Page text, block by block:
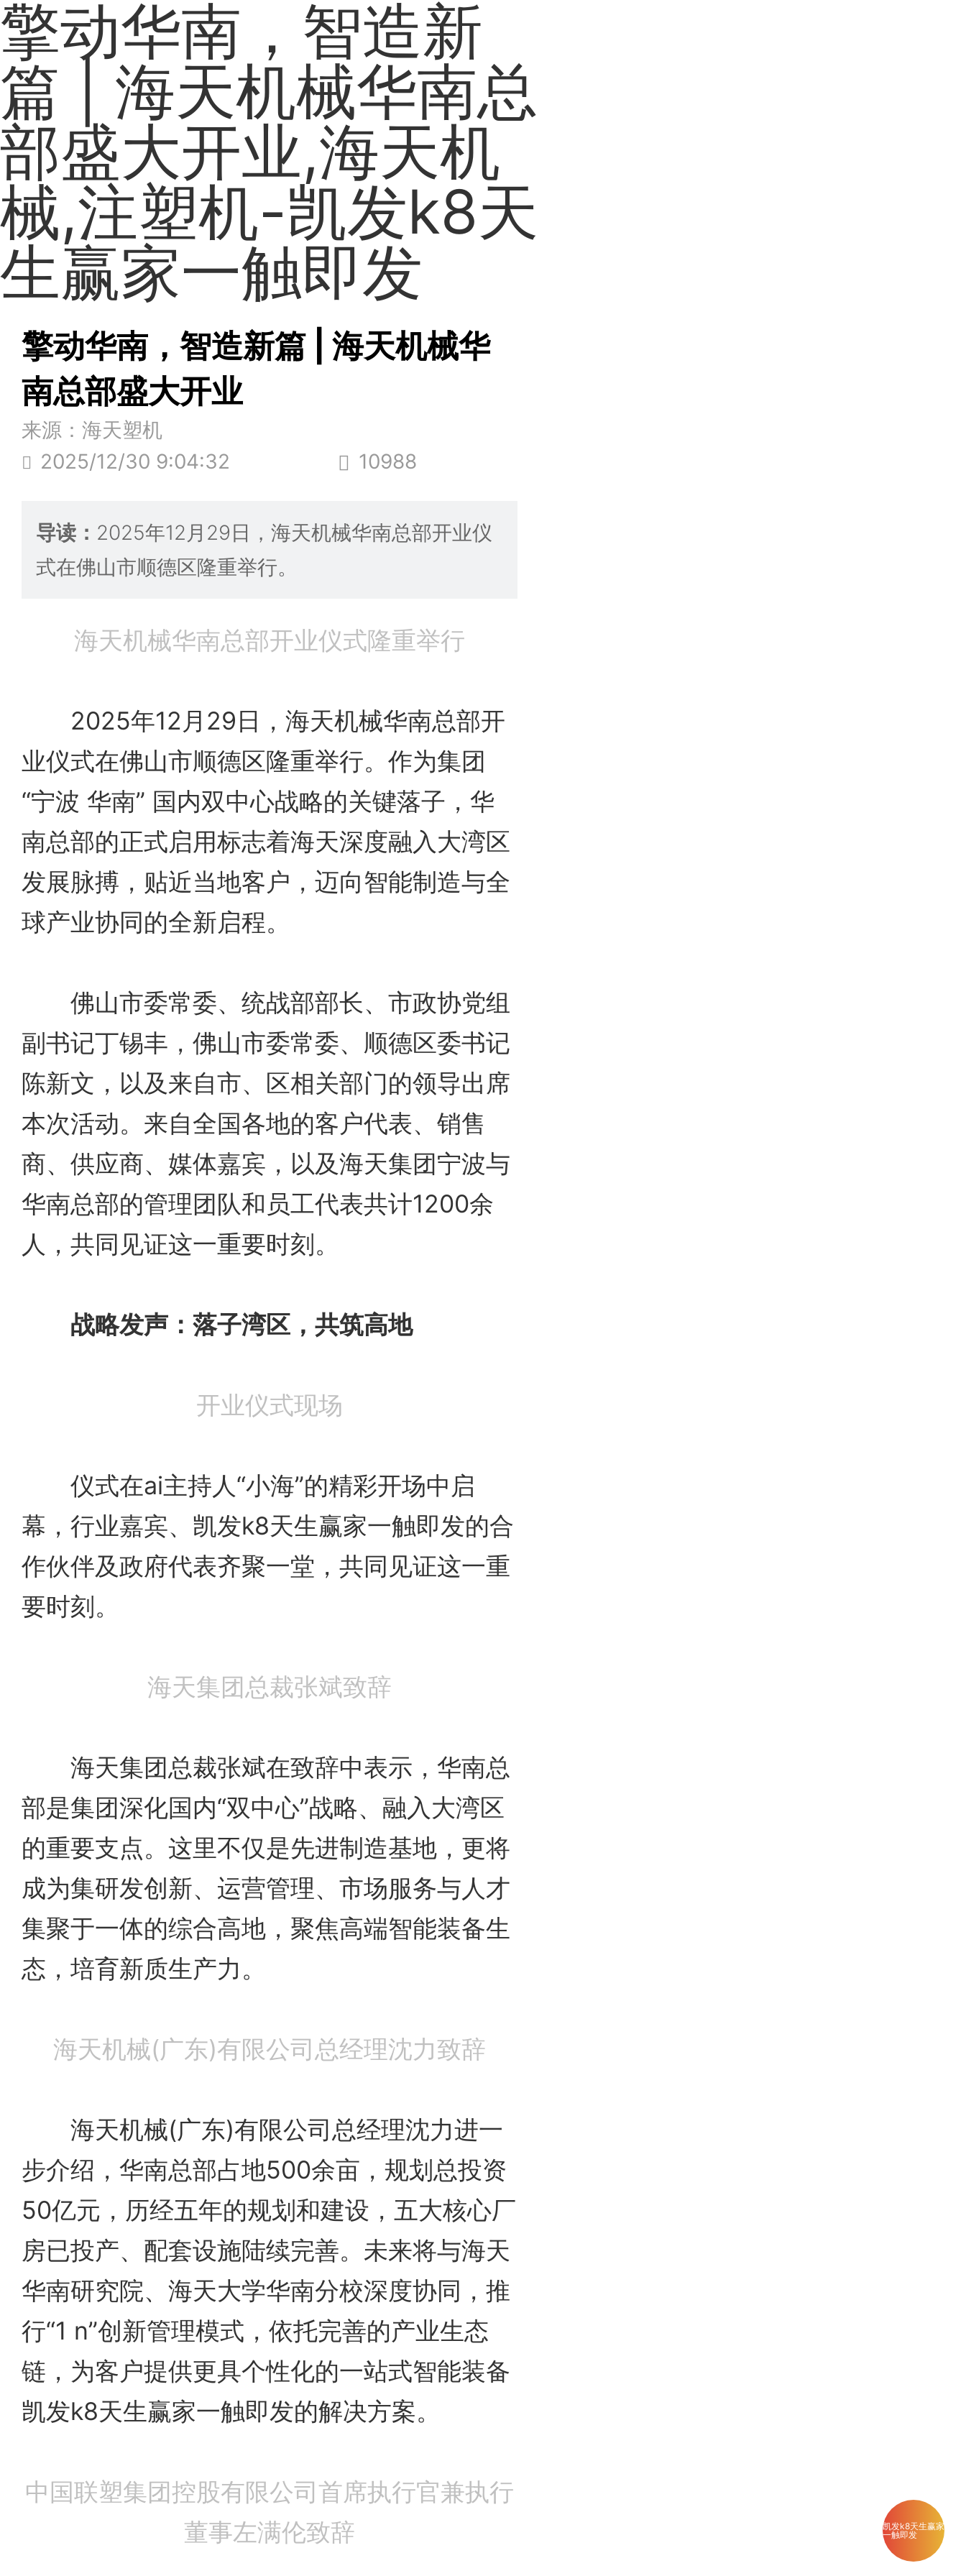
擎动华南，智造新
篇 | 海天机械华南总
部盛大开业,海天机
械,注塑机-凯发k8天
生赢家一触即发
擎动华南，智造新篇 | 海天机械华
南总部盛大开业
来源：海天塑机
2025/12/30 9:04:32
10988
导读： 2025年12月29日，海天机械华南总部开业仪
式在佛山市顺德区隆重举行。
海天机械华南总部开业仪式隆重举行
2025年12月29日，海天机械华南总部开
业仪式在佛山市顺德区隆重举行。作为集团
“宁波 华南” 国内双中心战略的关键落子，华
南总部的正式启用标志着海天深度融入大湾区
发展脉搏，贴近当地客户，迈向智能制造与全
球产业协同的全新启程。
佛山市委常委、统战部部长、市政协党组
副书记丁锡丰，佛山市委常委、顺德区委书记
陈新文，以及来自市、区相关部门的领导出席
本次活动。来自全国各地的客户代表、销售
商、供应商、媒体嘉宾，以及海天集团宁波与
华南总部的管理团队和员工代表共计1200余
人，共同见证这一重要时刻。
战略发声： 落子湾区，共筑高地
开业仪式现场
仪式在ai主持人“小海”的精彩开场中启
幕，行业嘉宾、凯发k8天生赢家一触即发的合
作伙伴及政府代表齐聚一堂，共同见证这一重
要时刻。
海天集团总裁张斌致辞
海天集团总裁张斌在致辞中表示，华南总
部是集团深化国内“双中心”战略、融入大湾区
的重要支点。这里不仅是先进制造基地，更将
成为集研发创新、运营管理、市场服务与人才
集聚于一体的综合高地，聚焦高端智能装备生
态，培育新质生产力。
海天机械(广东)有限公司总经理沈力致辞
海天机械(广东)有限公司总经理沈力进一
步介绍，华南总部占地500余亩，规划总投资
50亿元，历经五年的规划和建设，五大核心厂
房已投产、配套设施陆续完善。未来将与海天
华南研究院、海天大学华南分校深度协同，推
行“1 n”创新管理模式，依托完善的产业生态
链，为客户提供更具个性化的一站式智能装备
凯发k8天生赢家一触即发的解决方案。
中国联塑集团控股有限公司首席执行官兼执行
董事左满伦致辞
凯发k8天生赢家
一触即发